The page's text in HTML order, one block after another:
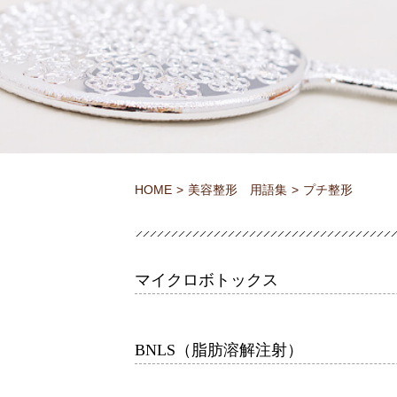
HOME 美容整形 用語集 プチ整形
マイクロボトックス
BNLS（脂肪溶解注射）